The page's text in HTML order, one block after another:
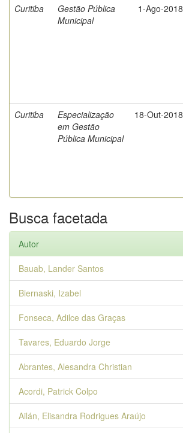
Curitiba
Gestão Pública
Municipal
1-Ago-2018
Curitiba
Especialização
em Gestão
Pública Municipal
18-Out-2018
Busca facetada
Autor
Bauab, Lander Santos
Biernaski, Izabel
Fonseca, Adilce das Graças
Tavares, Eduardo Jorge
Abrantes, Alesandra Christian
Acordi, Patrick Colpo
Ailán, Elisandra Rodrigues Araújo